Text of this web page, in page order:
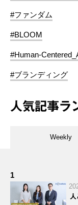
#ファンダム
#BLOOM
#Human-
#ブランディング
人気記事ラ
Weekly
1